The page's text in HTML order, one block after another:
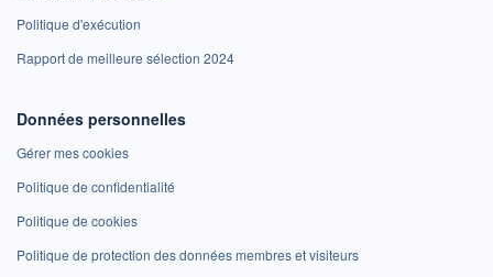
Politique d'exécution
Rapport de meilleure sélection 2024
Données personnelles
Gérer mes cookies
Politique de confidentialité
Politique de cookies
Politique de protection des données membres et visiteurs